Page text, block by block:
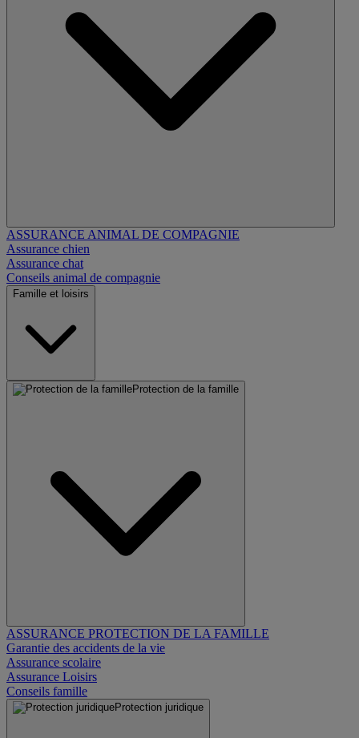
ASSURANCE ANIMAL DE COMPAGNIE
Assurance chien
Assurance chat
Conseils animal de compagnie
Famille et loisirs
Protection de la famille
ASSURANCE PROTECTION DE LA FAMILLE
Garantie des accidents de la vie
Assurance scolaire
Assurance Loisirs
Conseils famille
Protection juridique